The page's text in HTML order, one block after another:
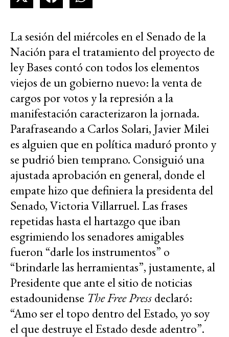
La sesión del miércoles en el Senado de la
Nación para el tratamiento del proyecto de
ley Bases contó con todos los elementos
viejos de un gobierno nuevo: la venta de
cargos por votos y la represión a la
manifestación caracterizaron la jornada.
Parafraseando a Carlos Solari, Javier Milei
es alguien que en política maduró pronto y
se pudrió bien temprano. Consiguió una
ajustada aprobación en general, donde el
empate hizo que definiera la presidenta del
Senado, Victoria Villarruel. Las frases
repetidas hasta el hartazgo que iban
esgrimiendo los senadores amigables
fueron “darle los instrumentos” o
“brindarle las herramientas”, justamente, al
Presidente que ante el sitio de noticias
estadounidense The Free Pressdeclaró:
“Amo ser el topo dentro del Estado, yo soy
el que destruye el Estado desde adentro”.